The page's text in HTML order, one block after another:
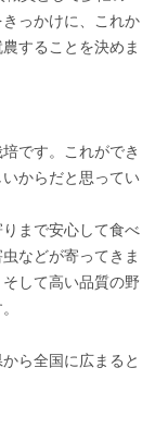
っかけに、これか
することを決めま
です。これができ
からだと思ってい
まで安心して食べ
などが寄ってきま
して高い品質の野
ら全国に広まると